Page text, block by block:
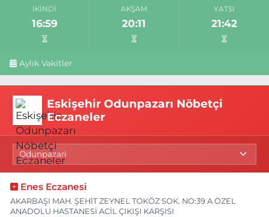
İKINDI
16:59
AKŞAM
20:11
YATSI
21:42
Aylık Vakitler
Eskişehir Odunpazarı Nöbetçi
Eczaneler
Enes Eczanesi
AKARBAŞI MAH. ŞEHİT ZEYNEL TOKÖZ SOK. NO:39 A ÖZEL
ANADOLU HASTANESİ ACİL ÇIKIŞI KARŞISI